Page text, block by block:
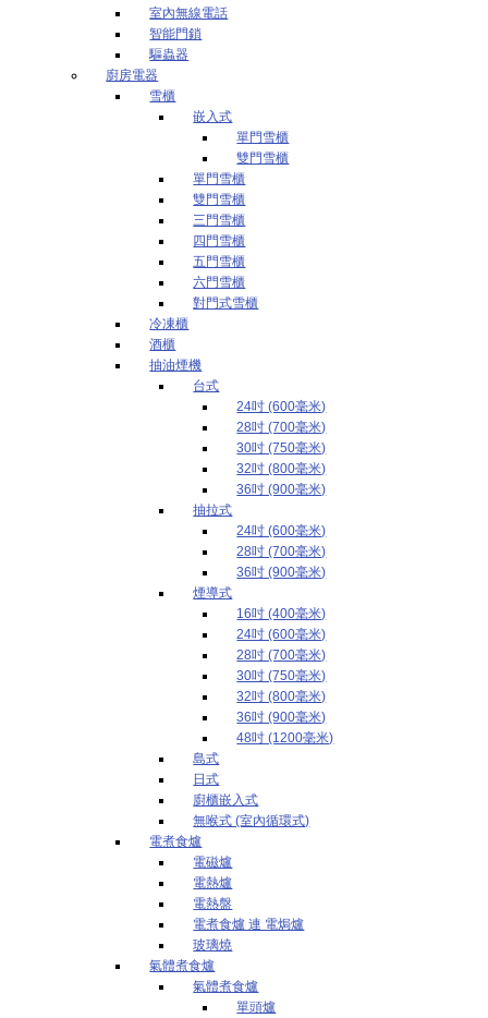
室內無線電話
智能門鎖
驅蟲器
廚房電器
雪櫃
嵌入式
單門雪櫃
雙門雪櫃
單門雪櫃
雙門雪櫃
三門雪櫃
四門雪櫃
五門雪櫃
六門雪櫃
對門式雪櫃
冷凍櫃
酒櫃
抽油煙機
台式
24吋 (600毫米)
28吋 (700毫米)
30吋 (750毫米)
32吋 (800毫米)
36吋 (900毫米)
抽拉式
24吋 (600毫米)
28吋 (700毫米)
36吋 (900毫米)
煙導式
16吋 (400毫米)
24吋 (600毫米)
28吋 (700毫米)
30吋 (750毫米)
32吋 (800毫米)
36吋 (900毫米)
48吋 (1200毫米)
島式
日式
廚櫃嵌入式
無喉式 (室內循環式)
電煮食爐
電磁爐
電熱爐
電熱盤
電煮食爐 連 電焗爐
玻璃燒
氣體煮食爐
氣體煮食爐
單頭爐